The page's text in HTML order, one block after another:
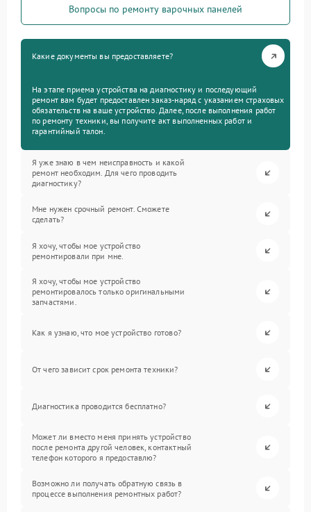
Вопросы по ремонту варочных панелей
Какие документы вы предоставляете?
На этапе приема устройства на диагностику и последующий
ремонт вам будет предоставлен заказ-наряд с указанием страховых
обязательств на ваше устройство. Далее, после выполнения работ
по ремонту техники, вы получите акт выполненных работ и
гарантийный талон.
Я уже знаю в чем неисправность и какой
ремонт необходим. Для чего проводить
диагностику?
Мне нужен срочный ремонт. Сможете
сделать?
Я хочу, чтобы мое устройство
ремонтировали при мне.
Я хочу, чтобы мое устройство
ремонтировалось только оригинальными
запчастями.
Как я узнаю, что мое устройство готово?
От чего зависит срок ремонта техники?
Диагностика проводится бесплатно?
Может ли вместо меня принять устройство
после ремонта другой человек, контактный
телефон которого я предоставлю?
Возможно ли получать обратную связь в
процессе выполнения ремонтных работ?